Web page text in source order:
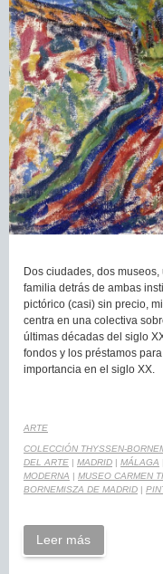
Dos ciudades, dos
familia detrás de ambas
pictórico (casi) sin precio,
centra en una colectiva
últimas décadas del siglo
fondos y los préstamos
importancia en el siglo XX.
ARTE
COLECCIÓN THYSSEN-
DEL ARTE | MADRID | MÁLAGA
MODERNA | MUSEO CARMEN
BORNEMISZA DE MADRID |
Leer más